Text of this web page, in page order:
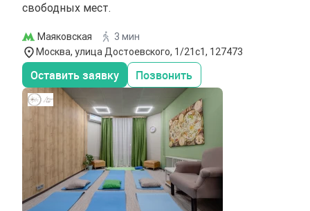
свободных мест.
Маяковская
3 мин
Москва, улица Достоевского, 1/21с1, 127473
Оставить заявку Позвонить